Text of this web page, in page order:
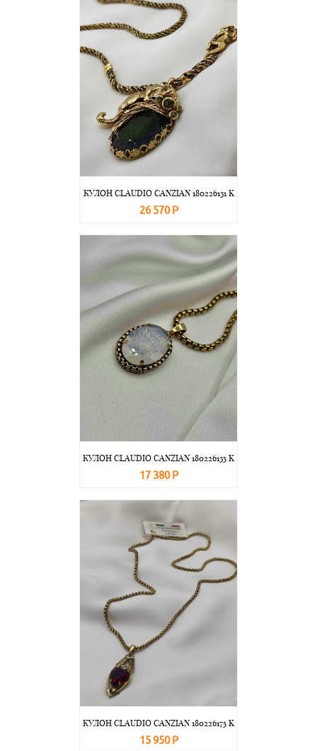
КУЛОН CLAUDIO CANZIAN 180226131 K
26 570 Р
КУЛОН CLAUDIO CANZIAN 180226135 K
17 380 Р
КУЛОН CLAUDIO CANZIAN 180226175 K
15 950 Р